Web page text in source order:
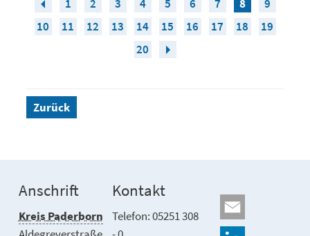
1 2 3 4 5 6 7 8
9
10
11 12 13 14 15 16 17 18
19
20
Zurück
Anschrift
Kreis Paderborn
Kontakt
Telefon: 05251 308